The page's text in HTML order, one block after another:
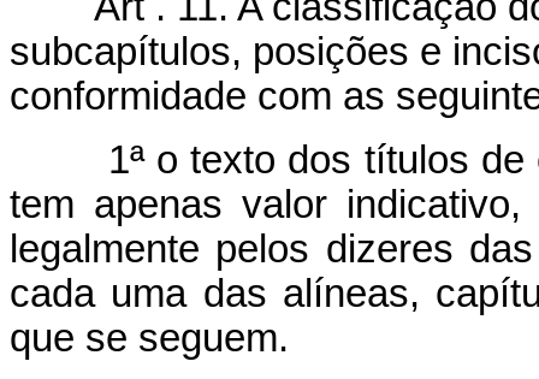
subcapítulos, posições e
conformidade com as
1ª o texto dos títulos de
tem apenas valor
legalmente pelos dizeres
cada uma das alíneas,
que se seguem.